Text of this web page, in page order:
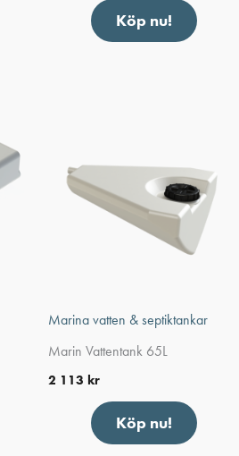
Köp nu!
Marina vatten & septiktankar
Marin Vattentank 65L
2 113 kr
Köp nu!